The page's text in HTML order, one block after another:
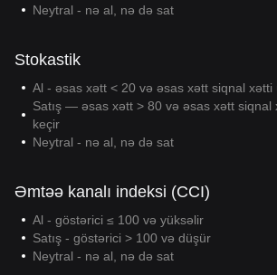
Neytral - nə al, nə də sat
Stokastik
Al - əsas xətt < 20 və əsas xətt siqnal
Satış — əsas xətt > 80 və əsas xətt siqnal
keçir
Neytral - nə al, nə də sat
Əmtəə kanalı indeksi (CCI)
Al - göstərici ≤ 100 və yüksəlir
Satış - göstərici > 100 və düşür
Neytral - nə al, nə də sat